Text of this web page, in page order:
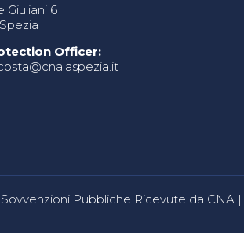
Giuliani 6
Officer:
Sovvenzioni Pubbliche Ricevute da CNA |